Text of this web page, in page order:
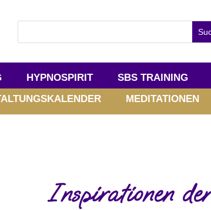
HYPNOSPIRIT SBS TRAINING
MEDITATIONEN
Inspirationen